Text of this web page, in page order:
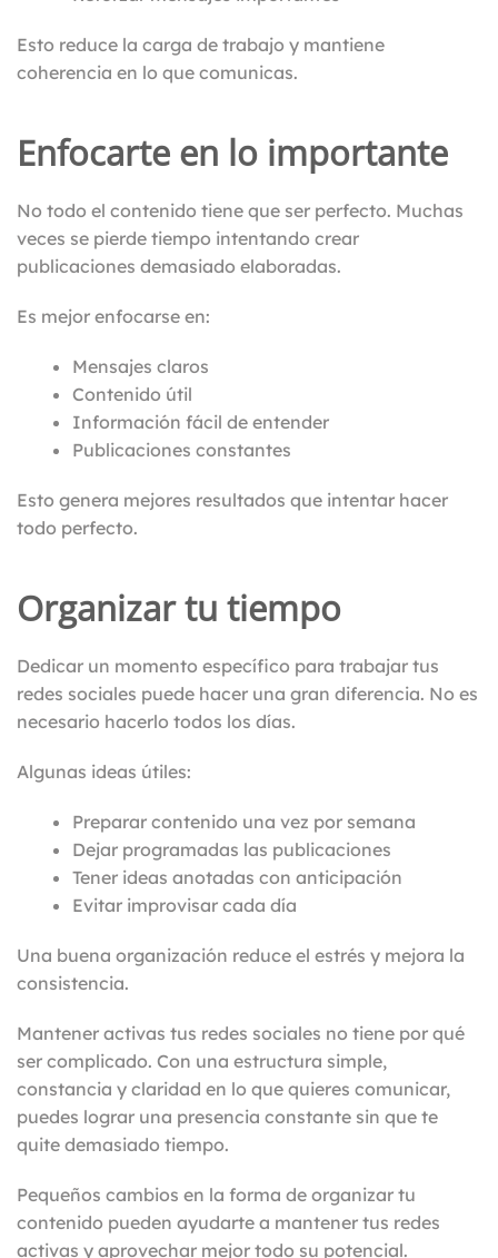
Esto reduce la carga de trabajo y mantiene
coherencia en lo que comunicas.
Enfocarte en lo importante
No todo el contenido tiene que ser perfecto. Muchas
veces se pierde tiempo intentando crear
publicaciones demasiado elaboradas.
Es mejor enfocarse en:
Mensajes claros
Contenido útil
Información fácil de entender
Publicaciones constantes
Esto genera mejores resultados que intentar hacer
todo perfecto.
Organizar tu tiempo
Dedicar un momento específico para trabajar tus
redes sociales puede hacer una gran diferencia. No es
necesario hacerlo todos los días.
Algunas ideas útiles:
Preparar contenido una vez por semana
Dejar programadas las publicaciones
Tener ideas anotadas con anticipación
Evitar improvisar cada día
Una buena organización reduce el estrés y mejora la
consistencia.
Mantener activas tus redes sociales no tiene por qué
ser complicado. Con una estructura simple,
constancia y claridad en lo que quieres comunicar,
puedes lograr una presencia constante sin que te
quite demasiado tiempo.
Pequeños cambios en la forma de organizar tu
contenido pueden ayudarte a mantener tus redes
activas y aprovechar mejor todo su potencial.